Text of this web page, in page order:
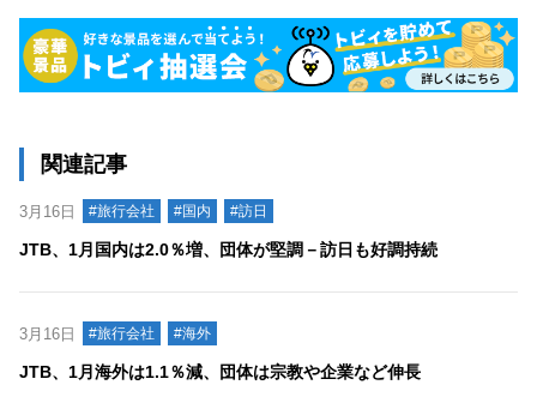
関連記事
3月16日 #旅行会社 #国内 #訪日
JTB、1月国内は2.0％増、団体が堅調－訪日も好調持続
3月16日 #旅行会社 #海外
JTB、1月海外は1.1％減、団体は宗教や企業など伸長